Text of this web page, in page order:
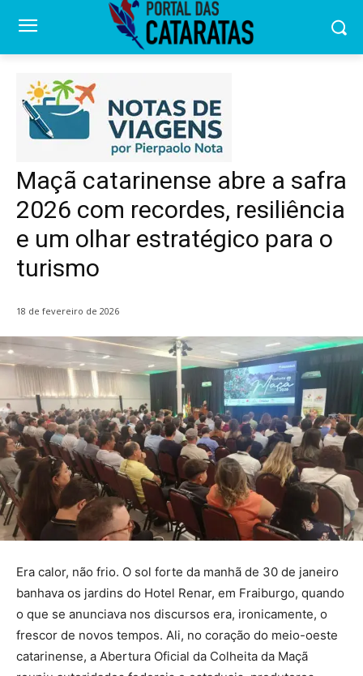
Maçã catarinense abre a safra
2026 com recordes, resiliência
e um olhar estratégico para o
turismo
18 de fevereiro de 2026
Era calor, não frio. O sol forte da manhã de 30 de janeiro
banhava os jardins do Hotel Renar, em Fraiburgo, quando
o que se anunciava nos discursos era, ironicamente, o
frescor de novos tempos. Ali, no coração do meio-oeste
catarinense, a Abertura Oficial da Colheita da Maçã